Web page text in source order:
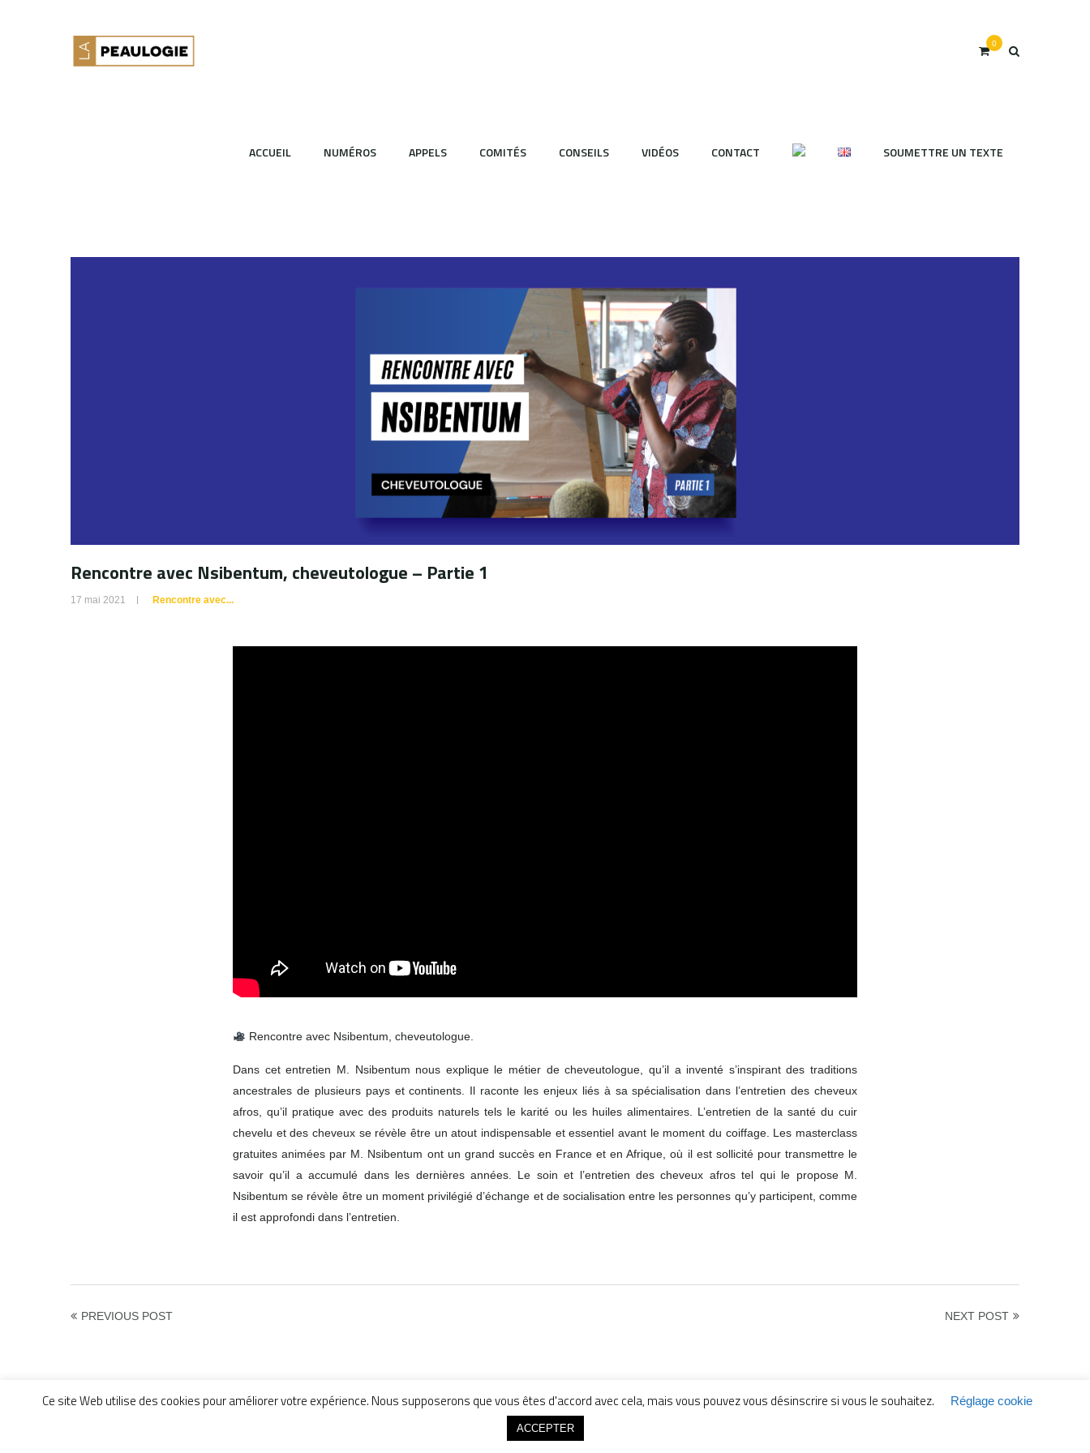
0
ACCUEIL NUMÉROS APPELS COMITÉS CONSEILS VIDÉOS CONTACT SOUMETTRE UN TEXTE
Rencontre avec Nsibentum, cheveutologue – Partie 1
17 mai 2021 Rencontre avec...
Rencontre avec Nsibentum, cheveutologue.
Dans cet entretien M. Nsibentum nous explique le métier de cheveutologue, qu’il a inventé s’inspirant des traditions
ancestrales de plusieurs pays et continents. Il raconte les enjeux liés à sa spécialisation dans l’entretien des cheveux
afros, qu’il pratique avec des produits naturels tels le karité ou les huiles alimentaires. L’entretien de la santé du cuir
chevelu et des cheveux se révèle être un atout indispensable et essentiel avant le moment du coiffage. Les masterclass
gratuites animées par M. Nsibentum ont un grand succès en France et en Afrique, où il est sollicité pour transmettre le
savoir qu’il a accumulé dans les dernières années. Le soin et l’entretien des cheveux afros tel qui le propose M.
Nsibentum se révèle être un moment privilégié d’échange et de socialisation entre les personnes qu’y participent, comme
il est approfondi dans l’entretien.
PREVIOUS POST NEXT POST
[brick_social_site] Nous contacter contact@lapeaulogie.fr Mentions légales
La Peaulogie - Revue en Libre Accès de sciences sociales et humaines sur les peaux - ISSN 2646-1064 - Texte sous licence CC BY-ND 4.0
Ce site Web utilise des cookies pour améliorer votre expérience. Nous supposerons que vous êtes d'accord avec cela, mais vous pouvez vous désinscrire si vous le souhaitez. Réglage cookie
ACCEPTER